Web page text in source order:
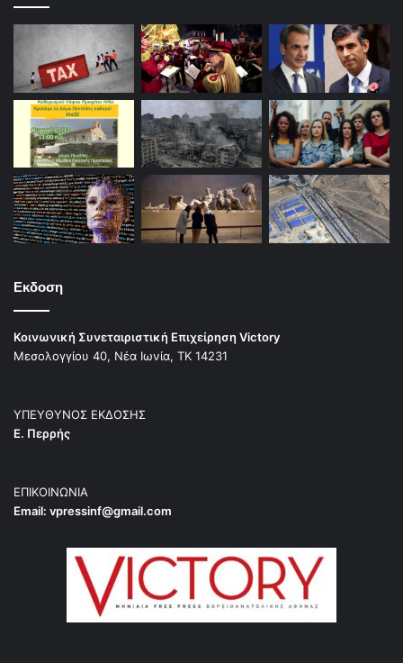
Εκδοση
Κοινωνική Συνεταιριστική Επιχείρηση Victory
Μεσολογγίου 40, Νέα Ιωνία, ΤΚ 14231
ΥΠΕΥΘΥΝΟΣ ΕΚΔΟΣΗΣ
Ε. Περρής
ΕΠΙΚΟΙΝΩΝΙΑ
Email: vpressinf@gmail.com